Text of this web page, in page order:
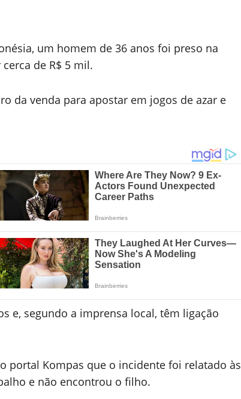
um homem de 36 anos foi preso na
de R$ 5 mil.
da venda para apostar em jogos de azar e
e, segundo a imprensa local, têm ligação
portal Kompas que o incidente foi relatado às
e não encontrou o filho.